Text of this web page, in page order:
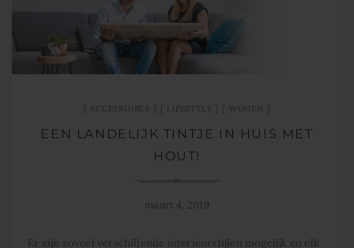
ACCESSOIRES LIFESTYLE WONEN
EEN LANDELIJK TINTJE IN HUIS MET
HOUT!
maart 4, 2019
Er zijn zoveel verschillende interieurstijlen mogelijk en elk